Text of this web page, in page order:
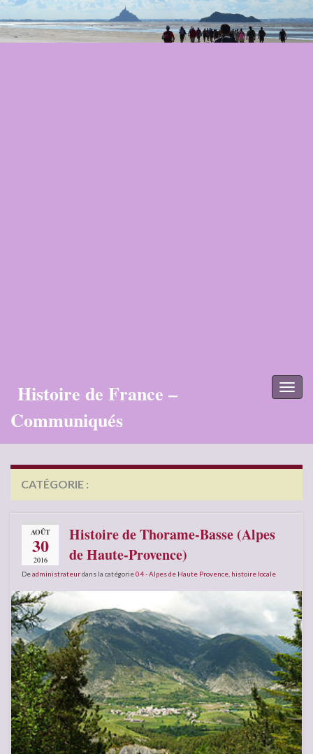
Histoire de France –
Communiqués
CATÉGORIE :
AOÛT
30
2016
Histoire de Thorame-Basse (Alpes
de Haute-Provence)
Deadministrateurdans la catégorie04 - Alpes de Haute Provence histoire locale